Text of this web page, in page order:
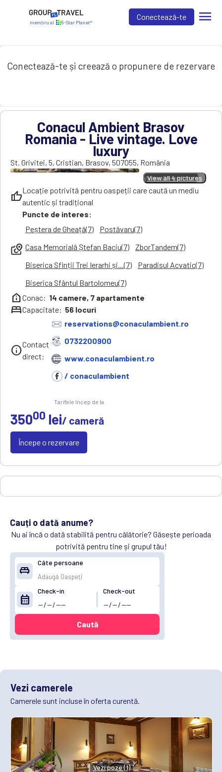
membru al 5-Star Planet®
Conectează-te menu
Conectează-te și creează o propunere de rezervare
Conacul Ambient Brasov
Romania - Live vintage. Love
luxury
St. Grivitei, 5, Cristian, Brasov, 507055, România
View all 4 pictures
View all 4 pictures
thumb_upLocație potrivită pentru oaspeții care caută un mediu
autentic și tradițional
local_see
Puncte de interes:
Peștera de Gheață(7)
Postăvaru(7)
Casa Memorială Ștefan Baciu(7)
ZborTandem(7)
Biserica Sfinții Trei Ierarhi și...(7)
Paradisul Acvatic(7)
Biserica Sfântul Bartolomeu(7)
help_clinicConac: 14 camere, 7 apartamente
bedCapacitate: 56 locuri
infoContact
direct:
reservations@conaculambient.ro
0732200900
www.conaculambient.ro
/ conaculambient
Tarifele încep de la
35000 lei/ cameră
Începe o rezervare
Cauți o dată anume?
Nu ai încă o dată stabilită pentru călătorie? Găsește perioada
potrivită pentru tine și grupul tău!
king_bed
Câte persoane
calendar_month
Check-in Check-out
Caută
Vezi camerele
Camerele sunt incluse în oferta curentă.
Vezi poze (1)